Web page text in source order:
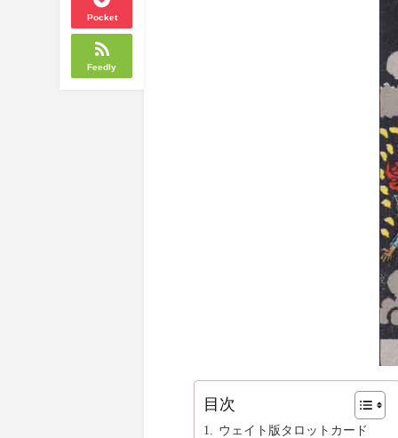
Pocket
Feedly
目次
ウェイト版タロットカード